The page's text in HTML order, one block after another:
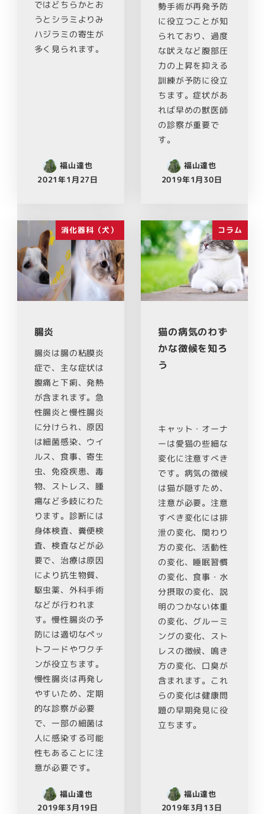
ではどちらかとお
うとシラミよりみ
ハジラミの寄生が
多く見られます。
福山達也
2021年1月27日
勢手術が再発予防
に役立つことが知
られており、過度
な吠えなど腹部圧
力の上昇を抑える
訓練が予防に役立
ちます。症状があ
れば早めの獣医師
の診察が重要で
す。
福山達也
2019年1月30日
消化器科（犬）
腸炎
腸炎は腸の粘膜炎
症で、主な症状は
腹痛と下痢、発熱
が含まれます。急
性腸炎と慢性腸炎
に分けられ、原因
は細菌感染、ウイ
ルス、食事、寄生
虫、免疫疾患、毒
物、ストレス、腫
瘍など多岐にわた
ります。診断には
身体検査、糞便検
査、検査などが必
要で、治療は原因
により抗生物質、
駆虫薬、外科手術
などが行われま
す。慢性腸炎の予
防には適切なペッ
トフードやワクチ
ンが役立ちます。
慢性腸炎は再発し
やすいため、定期
的な診察が必要
で、一部の細菌は
人に感染する可能
性もあることに注
意が必要です。
福山達也
2019年3月19日
コラム
猫の病気のわず
かな徴候を知ろ
う
キャット・オーナ
ーは愛猫の些細な
変化に注意すべき
です。病気の徴候
は猫が隠すため、
注意が必要。注意
すべき変化には排
泄の変化、関わり
方の変化、活動性
の変化、睡眠習慣
の変化、食事・水
分摂取の変化、説
明のつかない体重
の変化、グルーミ
ングの変化、スト
レスの徴候、鳴き
方の変化、口臭が
含まれます。これ
らの変化は健康問
題の早期発見に役
立ちます。
福山達也
2019年3月13日